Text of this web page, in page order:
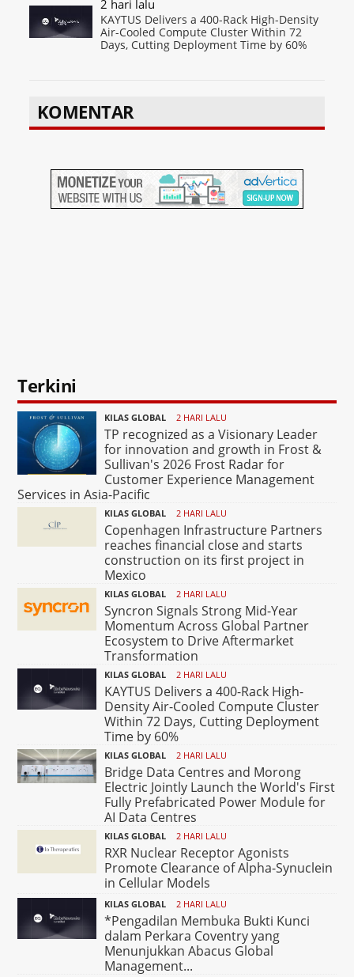
2 hari lalu
KAYTUS Delivers a 400-Rack High-Density
Air-Cooled Compute Cluster Within 72
Days, Cutting Deployment Time by 60%
KOMENTAR
Terkini
KILAS GLOBAL 2 HARI LALU
TP recognized as a Visionary Leader
for innovation and growth in Frost &
Sullivan's 2026 Frost Radar for
Customer Experience Management
Services in Asia-Pacific
KILAS GLOBAL 2 HARI LALU
Copenhagen Infrastructure Partners
reaches financial close and starts
construction on its first project in
Mexico
KILAS GLOBAL 2 HARI LALU
Syncron Signals Strong Mid-Year
Momentum Across Global Partner
Ecosystem to Drive Aftermarket
Transformation
KILAS GLOBAL 2 HARI LALU
KAYTUS Delivers a 400-Rack High-
Density Air-Cooled Compute Cluster
Within 72 Days, Cutting Deployment
Time by 60%
KILAS GLOBAL 2 HARI LALU
Bridge Data Centres and Morong
Electric Jointly Launch the World's First
Fully Prefabricated Power Module for
AI Data Centres
KILAS GLOBAL 2 HARI LALU
RXR Nuclear Receptor Agonists
Promote Clearance of Alpha-Synuclein
in Cellular Models
KILAS GLOBAL 2 HARI LALU
*Pengadilan Membuka Bukti Kunci
dalam Perkara Coventry yang
Menunjukkan Abacus Global
Management...